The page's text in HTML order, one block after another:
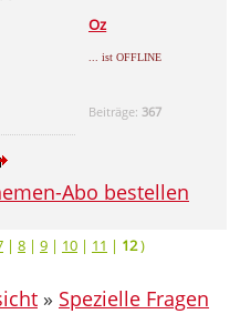
Oz
... ist OFFLINE
Beiträge: 367
Abo bestellen
| 8 | 9 | 10 | 11 | 12)
» Spezielle Fragen